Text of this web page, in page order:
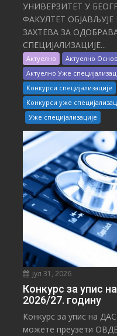
УНИВЕРЗИТЕТ У
ФАКУЛТЕТ
ЗАХТЕВА ЗА
СПЕЦИЈАЛИЗАЦИЈЕ...
Актуелно
Актуелно
Актуелно Уже
Конкурси специјализације
Конкурси уже
Уже специјализације
јул 31, 2026
Конкурс за упис
2026/27. годину
Конкурс за упис на
можете преузети